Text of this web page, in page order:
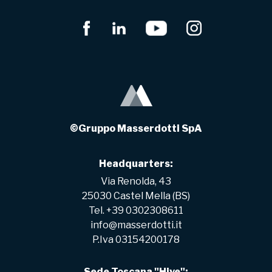
©Gruppo Masserdotti SpA
Headquarters:
Via Renolda, 43
25030 Castel Mella (BS)
Tel. +39 0302308611
info@masserdotti.it
P.Iva 03154200178